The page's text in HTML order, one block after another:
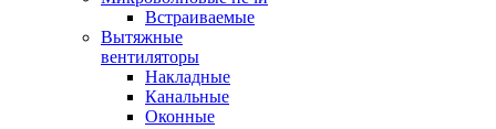
Встраиваемые
Вытяжные
вентиляторы
Накладные
Канальные
Оконные